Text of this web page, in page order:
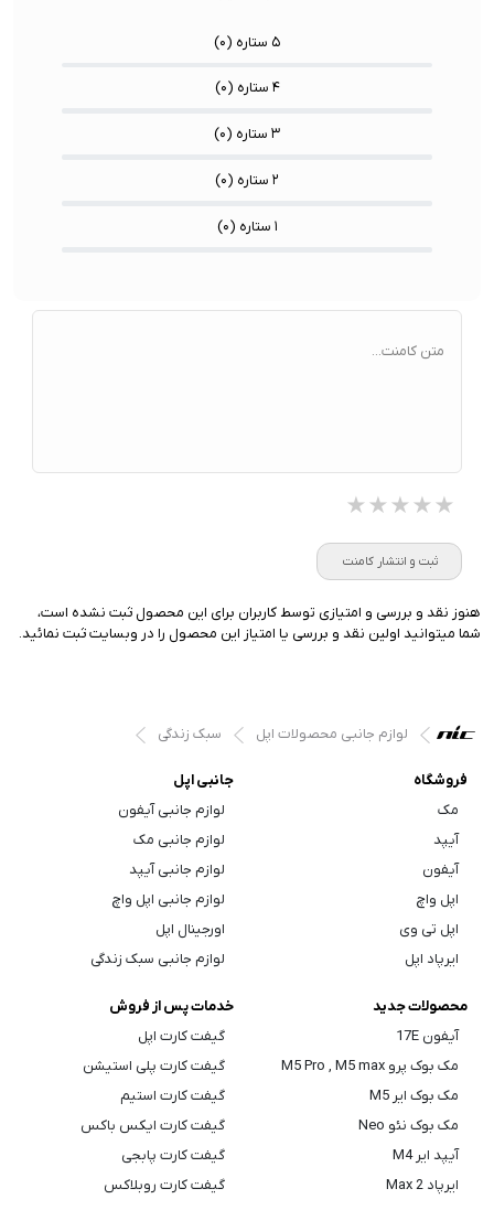
۵ ستاره ( ۰)
۴ ستاره ( ۰)
۳ ستاره ( ۰)
۲ ستاره ( ۰)
۱ ستاره ( ۰)
متن کامنت...
★★★★★
★★★★★
★★★★★
ثبت و انتشار کامنت
هنوز نقد و بررسی و امتیازی توسط کاربران برای این محصول ثبت نشده است،
شما میتوانید اولین نقد و بررسی یا امتیاز این محصول را در وبسایت ثبت نمائید.
لوازم جانبی محصولات اپل سبک زندگی
فروشگاه
مک
آیپد
آیفون
اپل واچ
اپل تی وی
ایرپاد اپل
جانبی اپل
لوازم جانبی آیفون
لوازم جانبی مک
لوازم جانبی آیپد
لوازم جانبی اپل واچ
اورجینال اپل
لوازم جانبی سبک زندگی
محصولات جدید
آیفون 17E
مک بوک پرو M5 Pro , M5 max
مک بوک ایر M5
مک بوک نئو Neo
آیپد ایر M4
ایرپاد Max 2
خدمات پس از فروش
گیفت کارت اپل
گیفت کارت پلی استیشن
گیفت کارت استیم
گیفت کارت ایکس باکس
گیفت کارت پابجی
گیفت کارت روبلاکس